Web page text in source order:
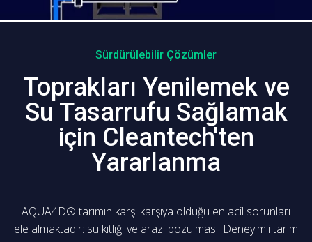
Sürdürülebilir Çözümler
Toprakları Yenilemek ve
Su Tasarrufu Sağlamak
için Cleantech'ten
Yararlanma
AQUA4D® tarımın karşı karşıya olduğu en acil sorunları
ele almaktadır: su kıtlığı ve arazi bozulması. Deneyimli tarım